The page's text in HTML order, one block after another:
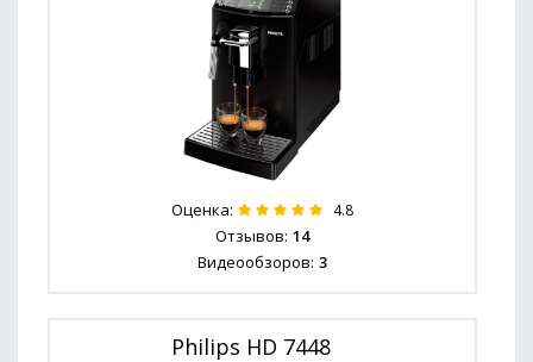
Оценка: 4.8
Отзывов: 14
Видеообзоров: 3
Philips HD 7448